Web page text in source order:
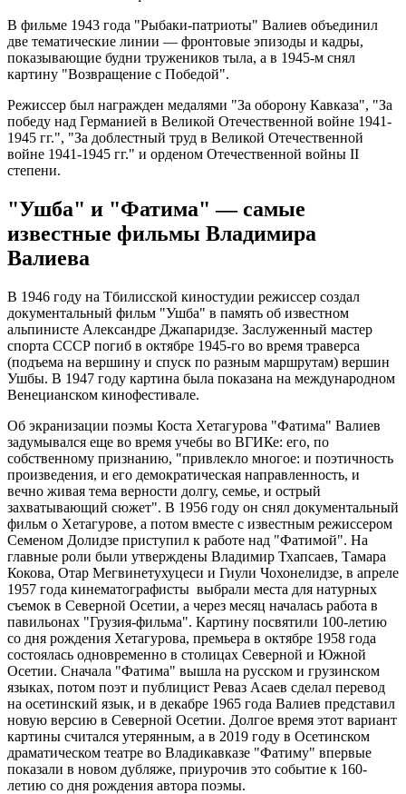
В фильме 1943 года "Рыбаки-патриоты" Валиев объединил
две тематические линии — фронтовые эпизоды и кадры,
показывающие будни тружеников тыла, а в 1945-м снял
картину "Возвращение с Победой".
Режиссер был награжден медалями "За оборону Кавказа", "За
победу над Германией в Великой Отечественной войне 1941-
1945 гг.", "За доблестный труд в Великой Отечественной
войне 1941-1945 гг." и орденом Отечественной войны II
степени.
"Ушба" и "Фатима" — самые
известные фильмы Владимира
Валиева
В 1946 году на Тбилисской киностудии режиссер создал
документальный фильм "Ушба" в память об известном
альпинисте Александре Джапаридзе. Заслуженный мастер
спорта СССР погиб в октябре 1945-го во время траверса
(подъема на вершину и спуск по разным маршрутам) вершин
Ушбы. В 1947 году картина была показана на международном
Венецианском кинофестивале.
Об экранизации поэмы Коста Хетагурова "Фатима" Валиев
задумывался еще во время учебы во ВГИКе: его, по
собственному признанию, "привлекло многое: и поэтичность
произведения, и его демократическая направленность, и
вечно живая тема верности долгу, семье, и острый
захватывающий сюжет". В 1956 году он снял документальный
фильм о Хетагурове, а потом вместе с известным режиссером
Семеном Долидзе приступил к работе над "Фатимой". На
главные роли были утверждены Владимир Тхапсаев, Тамара
Кокова, Отар Мегвинетухуцеси и Гиули Чохонелидзе, в апреле
1957 года кинематографисты выбрали места для натурных
съемок в Северной Осетии, а через месяц началась работа в
павильонах "Грузия-фильма". Картину посвятили 100-летию
со дня рождения Хетагурова, премьера в октябре 1958 года
состоялась одновременно в столицах Северной и Южной
Осетии. Сначала "Фатима" вышла на русском и грузинском
языках, потом поэт и публицист Реваз Асаев сделал перевод
на осетинский язык, и в декабре 1965 года Валиев представил
новую версию в Северной Осетии. Долгое время этот вариант
картины считался утерянным, а в 2019 году в Осетинском
драматическом театре во Владикавказе "Фатиму" впервые
показали в новом дубляже, приурочив это событие к 160-
летию со дня рождения автора поэмы.